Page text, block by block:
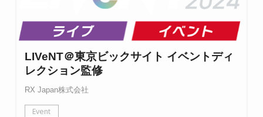
LIVeNT＠東京ビックサイト イベントディ
レクション監修
RX Japan株式会社
Event